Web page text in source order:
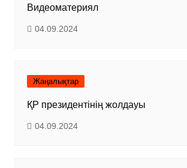
Видеоматериял
04.09.2024
Жаңалықтар
ҚР президентінің жолдауы
04.09.2024